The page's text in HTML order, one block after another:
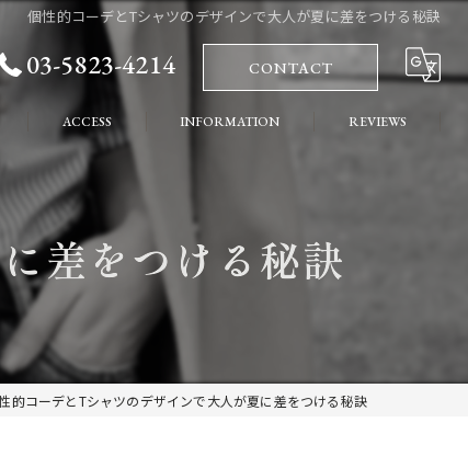
個性的コーデとTシャツのデザインで大人が夏に差をつける秘訣
03-5823-4214 CONTACT
ACCESS INFORMATION REVIEWS
差をつける秘訣
的コーデとTシャツのデザインで大人が夏に差をつける秘訣